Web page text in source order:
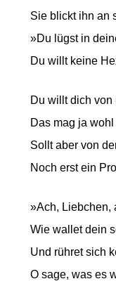
Sie blickt ihn an
»Du lügst in
Du willt keine
Du willt dich von
Das mag ja
Sollt aber von
Noch erst ein
»Ach, Liebchen,
Wie wallet dein
Und rühret sich
O sage, was es